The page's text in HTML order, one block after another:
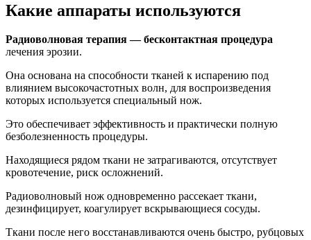
Какие аппараты используются
Радиоволновая терапия — бесконтактная процедура
лечения эрозии.
Она основана на способности тканей к испарению под
влиянием высокочастотных волн, для воспроизведения
которых используется специальный нож.
Это обеспечивает эффективность и практически полную
безболезненность процедуры.
Находящиеся рядом ткани не затрагиваются, отсутствует
кровотечение, риск осложнений.
Радиоволновый нож одновременно рассекает ткани,
дезинфицирует, коагулирует вскрывающиеся сосуды.
Ткани после него восстанавливаются очень быстро, рубцовых